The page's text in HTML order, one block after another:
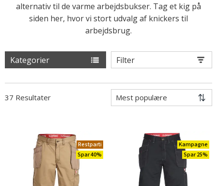
alternativ til de varme arbejdsbukser. Tag et kig på
siden her, hvor vi stort udvalg af knickers til
arbejdsbrug.
Kategorier Filter
37 Resultater
Restparti
Spar 40%
Kampagne
Spar 25%